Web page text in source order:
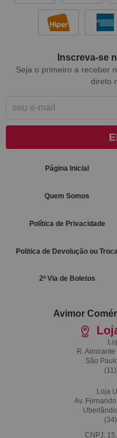
Inscreva-se
Seja o primeiro a receber
direto
Página Inicial
Quem Somos
Política de Privacidade
Politica de Devolução ou Troca
2ª Via de Boletos
Avimor
R.
São
(11)
Loja
Av.
(34)
CNPJ: